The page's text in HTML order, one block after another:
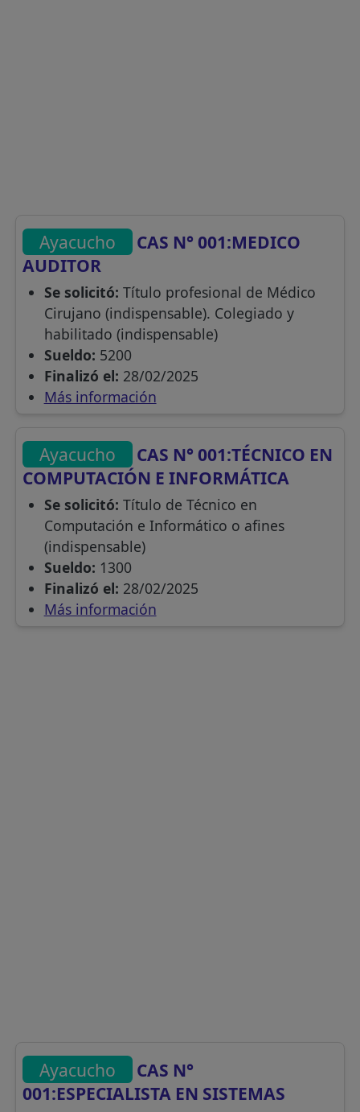
Ayacucho
CAS N° 001:MEDICO
AUDITOR
Se solicitó: Título profesional de Médico
Cirujano (indispensable). Colegiado y
habilitado (indispensable)
Sueldo: 5200
Finalizó el: 28/02/2025
Más información
Ayacucho
CAS N° 001:TÉCNICO EN
COMPUTACIÓN E INFORMÁTICA
Se solicitó: Título de Técnico en
Computación e Informático o afines
(indispensable)
Sueldo: 1300
Finalizó el: 28/02/2025
Más información
Ayacucho
CAS N°
001:ESPECIALISTA EN SISTEMAS